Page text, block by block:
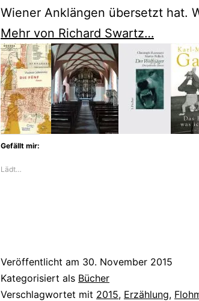
Wiener Anklängen übersetzt hat.
Mehr von Richard Swartz…
Gefällt mir:
Lädt…
Veröffentlicht am 30. November 2015
Kategorisiert als Bücher
Verschlagwortet mit 2015, Erzählung,